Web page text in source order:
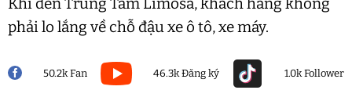
Khi đến Trung Tâm Limosa, khách hàng không
phải lo lắng về chỗ đậu xe ô tô, xe máy.
50.2k Fan 46.3k Đăng ký 1.0k Follower